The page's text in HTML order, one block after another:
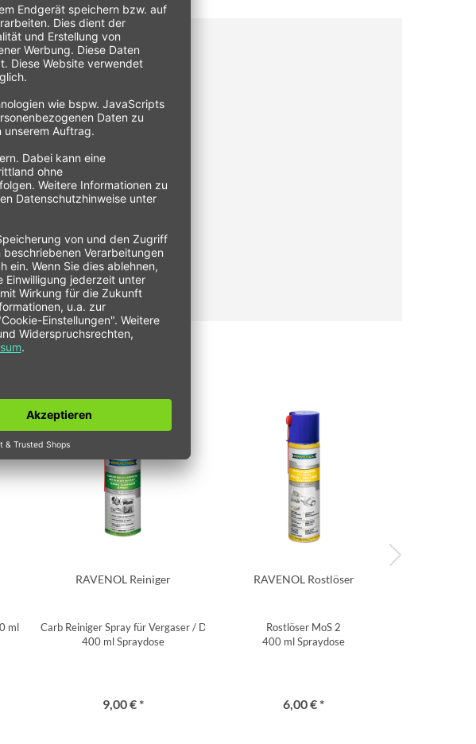
und Kunststoffen
ml
RAVENOL Reiniger
Carb Reiniger Spray für Vergaser / Drosselklappen
400 ml Spraydose
9,00 € *
RAVENOL Rostlöser
Rostlöser MoS 2
400 ml Spraydose
6,00 € *